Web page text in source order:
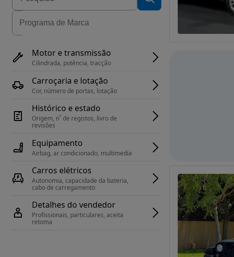
Motor e transmissão
Cilindrada, potência, tracção
Carroçaria e lotação
Cor, número de portas, lotação
Histórico e estado
Origem, n˚ de registos, livro de
revisões
Equipamento
Airbag, ar condicionado, multimedia
Carros elétricos
Autonomia, capacidade da bateria,
cabo de carregamento
Detalhes do vendedor
Profissionais, particulares, aceita
retoma